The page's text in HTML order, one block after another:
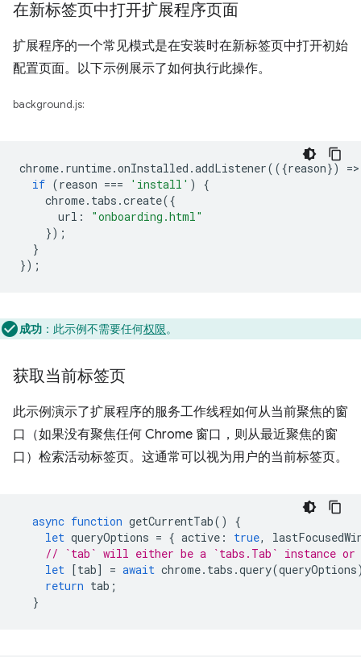
在新标签页中打开扩展程序页面
扩展程序的一个常见模式是在安装时在新标签页中打开初始
配置页面。以下示例展示了如何执行此操作。
background.js:
chrome. runtime.onInstalled .addListener(({reason}) =>
if (reason === 'install' )
{
chrome. tabs .create({
url :
"onboarding.html"
});
}
});
成功 ：此示例不需要任何权限。
获取当前标签页
此示例演示了扩展程序的服务工作线程如何从当前聚焦的窗
口（如果没有聚焦任何 Chrome 窗口，则从最近聚焦的窗
口）检索活动标签页。这通常可以视为用户的当前标签页。
async function getCurrentTab()
{
let queryOptions = { active : true,
// `tab` will either be a `tabs.Tab` instance or
let [tab] = await chrome. tabs .query(queryOptions
return tab ;
}